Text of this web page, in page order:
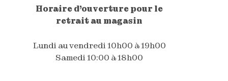
Horaire d'ouverture pour le
retrait au magasin
Lundi au vendredi 10h00 à 19h00
Samedi 10:00 à 18h00